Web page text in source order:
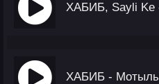
ХАБИБ, Sayli
ХАБИБ -